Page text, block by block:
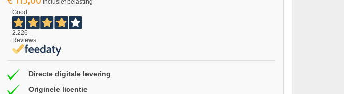
Inclusief belasting
Good
2.226
Reviews
Directe digitale levering
Originele licentie